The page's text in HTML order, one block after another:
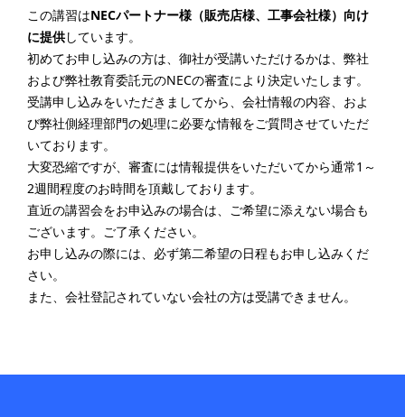
この講習はNECパートナー様（販売店様、工事会社様）向け
に提供しています。
初めてお申し込みの方は、御社が受講いただけるかは、弊社
および弊社教育委託元のNECの審査により決定いたします。
受講申し込みをいただきましてから、会社情報の内容、およ
び弊社側経理部門の処理に必要な情報をご質問させていただ
いております。
大変恐縮ですが、審査には情報提供をいただいてから通常1～
2週間程度のお時間を頂戴しております。
直近の講習会をお申込みの場合は、ご希望に添えない場合も
ございます。ご了承ください。
お申し込みの際には、必ず第二希望の日程もお申し込みくだ
さい。
また、会社登記されていない会社の方は受講できません。